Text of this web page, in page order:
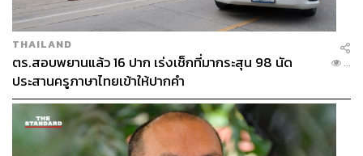
THAILAND
ตร.สอบพยานแล้ว 16 ปาก เร่งเช็กที่มากระสุน 98 นัด
ประสานครูภาษาไทยเข้าให้ปากคำ
...